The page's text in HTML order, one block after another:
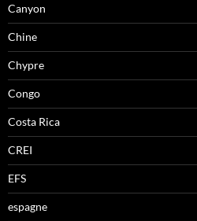
Canyon
Chine
Chypre
Congo
Costa Rica
CREI
EFS
espagne